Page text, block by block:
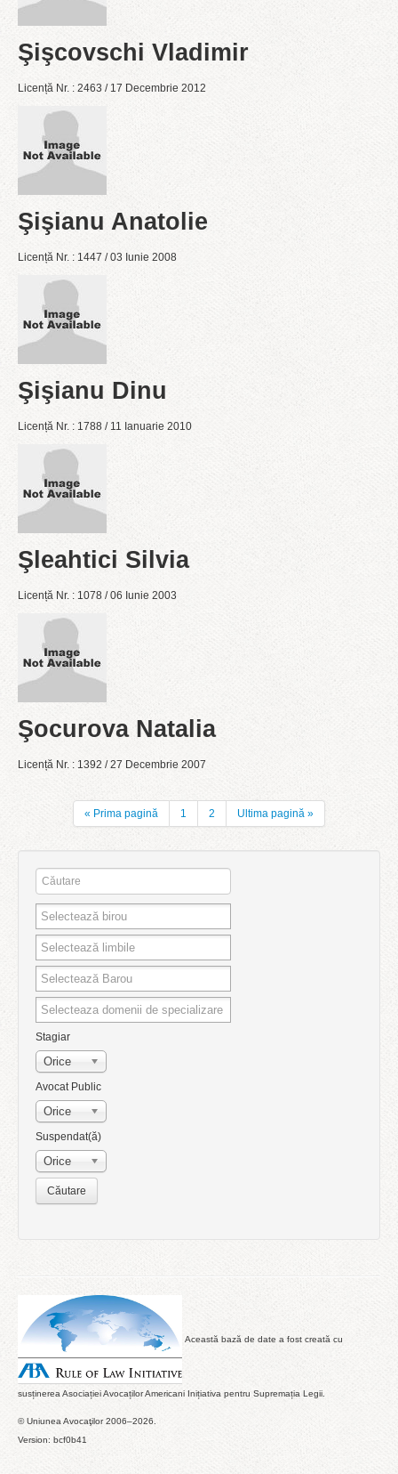
Şişcovschi Vladimir
Licență Nr. : 2463 / 17 Decembrie 2012
Şişianu Anatolie
Licență Nr. : 1447 / 03 Iunie 2008
Şişianu Dinu
Licență Nr. : 1788 / 11 Ianuarie 2010
Şleahtici Silvia
Licență Nr. : 1078 / 06 Iunie 2003
Şocurova Natalia
Licență Nr. : 1392 / 27 Decembrie 2007
« Prima pagină 1 2 Ultima pagină »
Stagiar
Orice
Avocat Public
Orice
Suspendat(ă)
Orice
Această bază de date a fost creată cu
susținerea Asociației Avocaților Americani Inițiativa pentru Supremația Legii.
© Uniunea Avocaţilor 2006–2026.
Version: bcf0b41